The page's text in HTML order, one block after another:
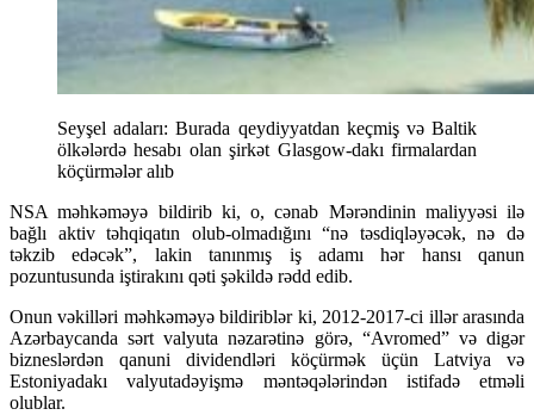
Seyşel adaları: Burada qeydiyyatdan keçmiş və Baltik
ölkələrdə hesabı olan şirkət Glasgow-dakı firmalardan
köçürmələr alıb
NSA məhkəməyə bildirib ki, o, cənab Mərəndinin maliyyəsi ilə
bağlı aktiv təhqiqatın olub-olmadığını “nə təsdiqləyəcək, nə də
təkzib edəcək”, lakin tanınmış iş adamı hər hansı qanun
pozuntusunda iştirakını qəti şəkildə rədd edib.
Onun vəkilləri məhkəməyə bildiriblər ki, 2012-2017-ci illər arasında
Azərbaycanda sərt valyuta nəzarətinə görə, “Avromed” və digər
bizneslərdən qanuni dividendləri köçürmək üçün Latviya və
Estoniyadakı valyutadəyişmə məntəqələrindən istifadə etməli
olublar.